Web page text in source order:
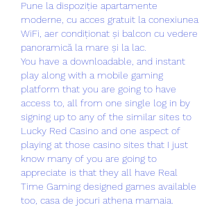
Pune la dispoziție apartamente
moderne, cu acces gratuit la conexiunea
WiFi, aer condiționat și balcon cu vedere
panoramică la mare și la lac.
You have a downloadable, and instant
play along with a mobile gaming
platform that you are going to have
access to, all from one single log in by
signing up to any of the similar sites to
Lucky Red Casino and one aspect of
playing at those casino sites that I just
know many of you are going to
appreciate is that they all have Real
Time Gaming designed games available
too, casa de jocuri athena mamaia.